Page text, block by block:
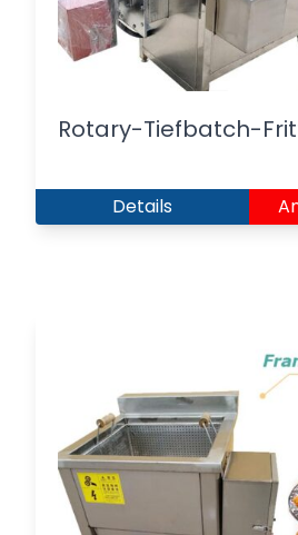
Rotary-Tiefbatch-
Details